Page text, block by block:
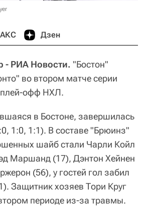
Дзен
- РИА Новости. "Бостон"
во втором матче серии
плей-офф НХЛ.
в Бостоне, завершилась
1:0, 1:1). В составе "Брюинз"
шайб стали Чарли Койл
Маршанд (17), Дэнтон Хейнен
(56), у гостей гол забил
Защитник хозяев Тори Круг
периоде из-за травмы.